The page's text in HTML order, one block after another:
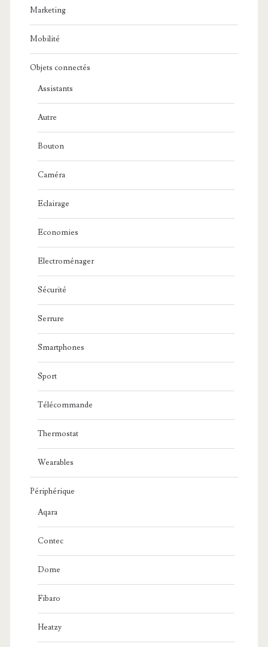
Marketing
Mobilité
Objets connectés
Assistants
Autre
Bouton
Caméra
Eclairage
Economies
Electroménager
Sécurité
Serrure
Smartphones
Sport
Télécommande
Thermostat
Wearables
Périphérique
Aqara
Contec
Dome
Fibaro
Heatzy